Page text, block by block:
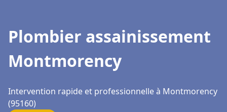
Plombier assainissement
Montmorency
Intervention rapide et professionnelle à Montmorency
(95160)